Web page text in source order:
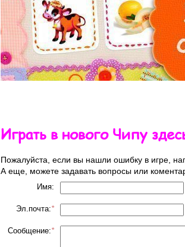
Играть в нового Чипу
Пожалуйста, если вы нашли ошибку в игре,
А еще, можете задавать вопросы или
Имя:
Эл.почта:*
Сообщение:*